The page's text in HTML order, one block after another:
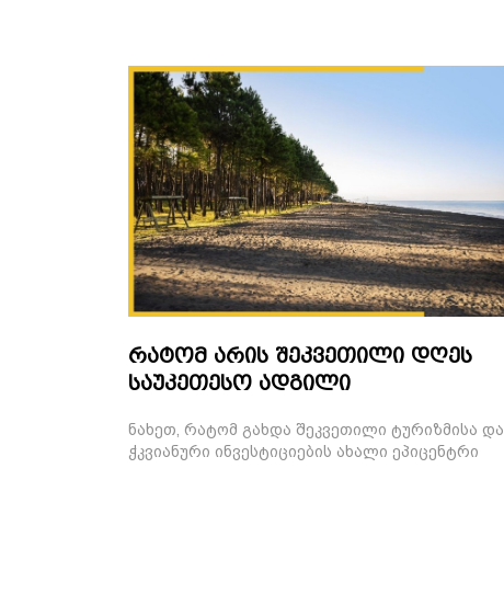
რატომ არის შეკვეთილი დღეს
საუკეთესო ადგილი
ნახეთ, რატომ გახდა შეკვეთილი ტურიზმისა და
ჭკვიანური ინვესტიციების ახალი ეპიცენტრი